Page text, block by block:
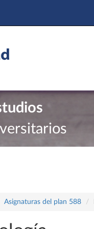
Asignaturas del plan 588